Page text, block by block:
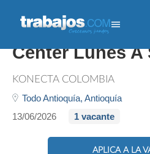
Asesor/a
Center Lunes A
KONECTA COLOMBIA
Todo Antioquía, Antioquía
13/06/2026
1 vacante
APLICA A LA